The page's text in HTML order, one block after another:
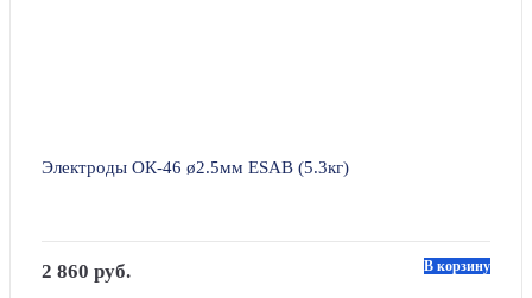
Электроды ОК-46 ø2.5мм ESAB (5.3кг)
2 860 руб. В корзину